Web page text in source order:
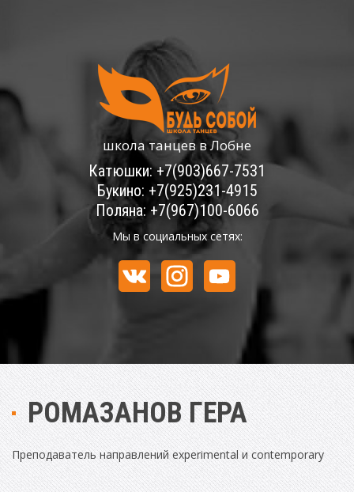
школа танцев в Лобне
Катюшки: +7(903)667-7531
Букино: +7(925)231-4915
Поляна: +7(967)100-6066
Мы в социальных сетях:
РОМАЗАНОВ ГЕРА
Преподаватель направлений experimental и contemporary